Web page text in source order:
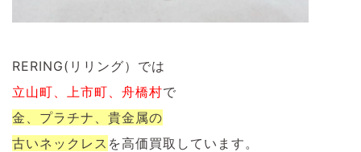
RERING(リリング）では
立山町、上市町、舟橋村で
金、プラチナ、貴金属の
古いネックレス を高価買取しています。